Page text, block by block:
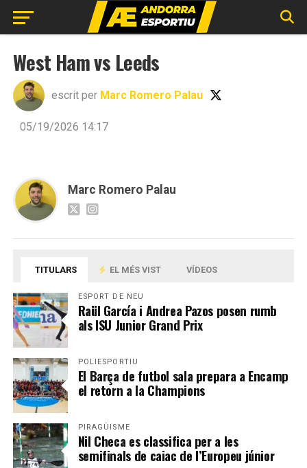
West Ham vs Leeds
escrit per Marc Romero Palau
05/19/2026 14:17
Marc Romero Palau
TITULARS EL MÉS VIST VÍDEOS
ESPORT DE NEU
Raül García i Andrea Pazos posen rumb
als ISU Junior Grand Prix
POLIESPORTIU
El Barça de futbol sala prepara a Encamp
el retorn a la Champions
PIRAGÜISME
Nil Checa es classifica per a les
semifinals de caiac de l’Europeu júnior